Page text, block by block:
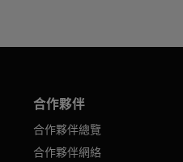
合作夥伴
合作夥伴總覽
合作夥伴網絡